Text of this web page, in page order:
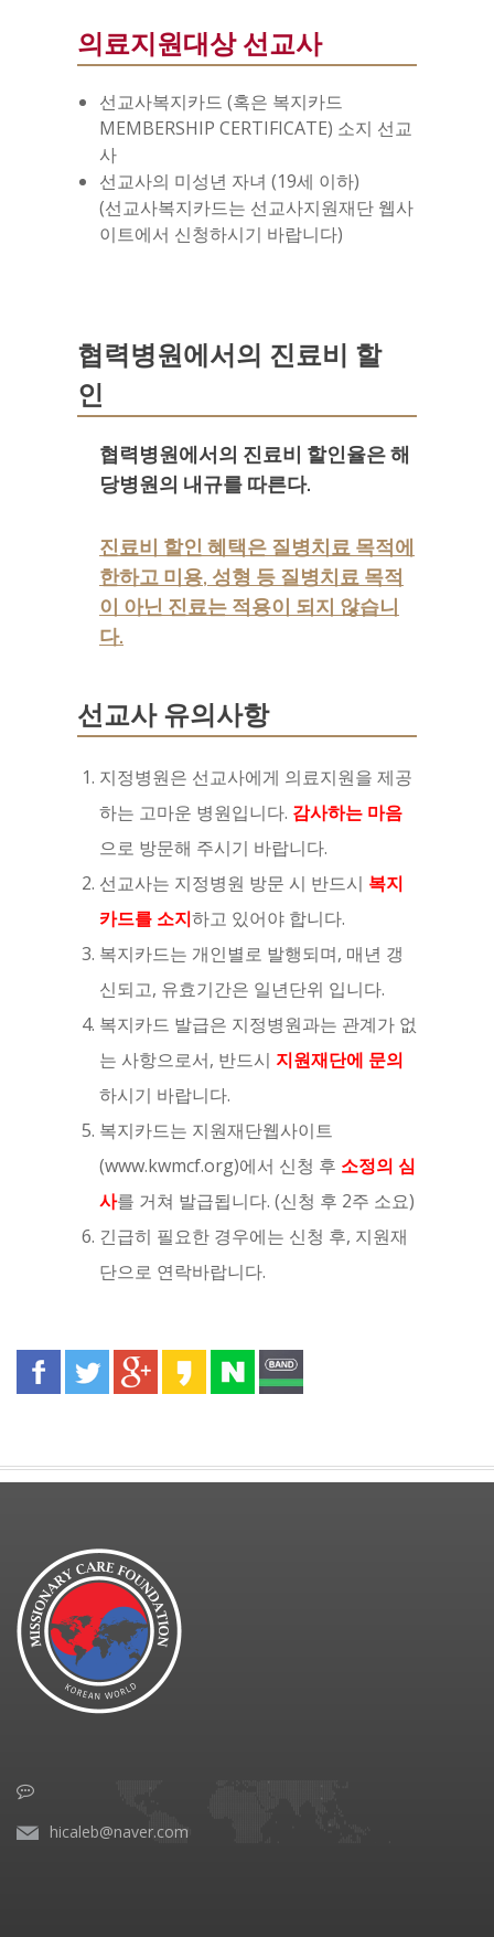
의료지원대상 선교사
선교사복지카드 (혹은 복지카드
MEMBERSHIP CERTIFICATE) 소지 선교
사
선교사의 미성년 자녀 (19세 이하)
(선교사복지카드는 선교사지원재단 웹사
이트에서 신청하시기 바랍니다)
협력병원에서의 진료비 할
인
협력병원에서의 진료비 할인율은 해
당병원의 내규를 따른다.
진료비 할인 혜택은 질병치료 목적에
한하고 미용, 성형 등 질병치료 목적
이 아닌 진료는 적용이 되지 않습니
다.
선교사 유의사항
지정병원은 선교사에게 의료지원을 제공
하는 고마운 병원입니다. 감사하는 마음
으로 방문해 주시기 바랍니다.
선교사는 지정병원 방문 시 반드시 복지
카드를 소지하고 있어야 합니다.
복지카드는 개인별로 발행되며, 매년 갱
신되고, 유효기간은 일년단위 입니다.
복지카드 발급은 지정병원과는 관계가 없
는 사항으로서, 반드시 지원재단에 문의
하시기 바랍니다.
복지카드는 지원재단웹사이트
(www.kwmcf.org)에서 신청 후 소정의 심
사를 거쳐 발급됩니다. (신청 후 2주 소요)
긴급히 필요한 경우에는 신청 후, 지원재
단으로 연락바랍니다.
hicaleb@naver.com